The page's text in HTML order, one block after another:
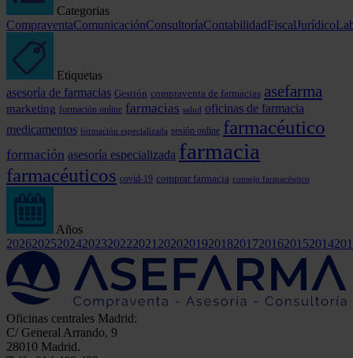
Categorias
CompraventaComunicaciónConsultoríaContabilidadFiscalJurídico
Etiquetas
asesoría de farmacias Gestión compraventa de farmacias asefarma
marketing formación online farmacias salud oficinas de farmacia
medicamentos formación especializada sesión online farmacéutico
formación asesoría especializada farmacia
farmacéuticos covid-19 comprar farmacia consejo farmacéutico
Años
202620252024202320222021 2020201920182017201620152014
Oficinas centrales Madrid:
C/ General Arrando, 9
28010 Madrid.